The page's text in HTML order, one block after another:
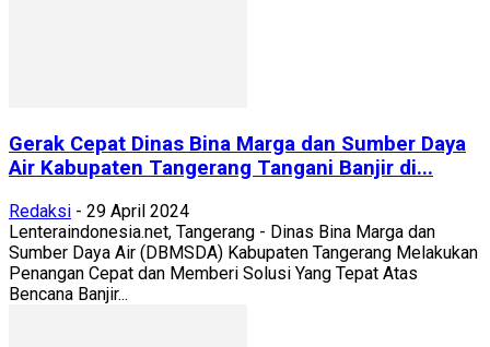
Gerak Cepat Dinas Bina Marga dan Sumber Daya
Air Kabupaten Tangerang Tangani Banjir di...
Redaksi - 29 April 2024
Lenteraindonesia.net, Tangerang - Dinas Bina Marga dan
Sumber Daya Air (DBMSDA) Kabupaten Tangerang Melakukan
Penangan Cepat dan Memberi Solusi Yang Tepat Atas
Bencana Banjir...